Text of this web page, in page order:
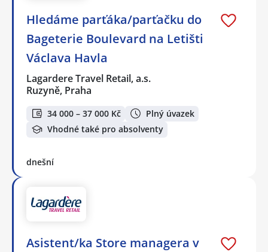
Hledáme parťáka/parťačku do
Bageterie Boulevard na Letišti
Václava Havla
Lagardere Travel Retail, a.s.
Ruzyně, Praha
34 000 – 37 000 Kč
Plný úvazek
Vhodné také pro absolventy
dnešní
Asistent/ka Store managera v